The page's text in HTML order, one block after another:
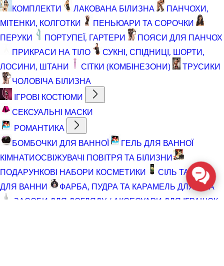
КОМПЛЕКТИ
ЛАКОВАНА БІЛИЗНА
ПАНЧОХИ,
МІТЕНКИ, КОЛГОТКИ
ПЕНЬЮАРИ ТА СОРОЧКИ
ПЕРУКИ
ПОРТУПЕЇ, ГАРТЕРИ
ПОЯСИ ДЛЯ ПАНЧОХ
ПРИКРАСИ НА ТІЛО
СУКНІ, СПІДНИЦІ, ШОРТИ,
ЛОСИНИ, ШТАНИ
СІТКИ (КОМБІНЕЗОНИ)
ТРУСИКИ
ЧОЛОВІЧА БІЛИЗНА
ІГРОВІ КОСТЮМИ
СЕКСУАЛЬНІ МАСКИ
РОМАНТИКА
БОМБОЧКИ ДЛЯ ВАННОЇ
ГЕЛЬ ДЛЯ ВАННОЇ
КІМНАТИОСВІЖУВАЧІ ПОВІТРЯ ТА БІЛИЗНИ
ПОДАРУНКОВІ НАБОРИ КОСМЕТИКИ
СІЛЬ ТА ПІНА
ДЛЯ ВАННИ
ФАРБА, ПУДРА ТА КАРАМЕЛЬ ДЛЯ ТІЛА
ЗАСОБИ ДЛЯ ДОГЛЯДУ / АКСЕСУАРИ ДЛЯ ІГРАШОК